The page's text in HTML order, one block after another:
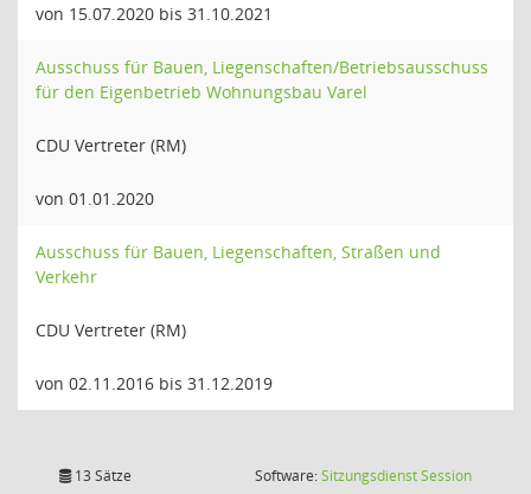
von 15.07.2020 bis 31.10.2021
Ausschuss für Bauen, Liegenschaften/Betriebsausschuss
für den Eigenbetrieb Wohnungsbau Varel
CDU Vertreter (RM)
von 01.01.2020
Ausschuss für Bauen, Liegenschaften, Straßen und
Verkehr
CDU Vertreter (RM)
von 02.11.2016 bis 31.12.2019
13 Sätze Software:SitzungsdienstSession(Wird in